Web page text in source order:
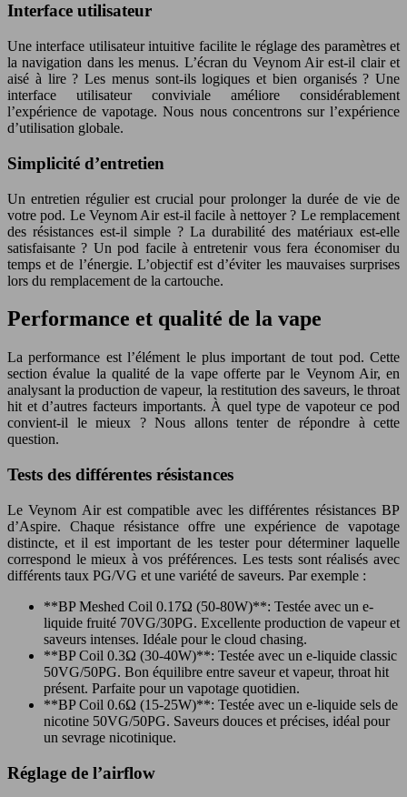
Interface utilisateur
Une interface utilisateur intuitive facilite le réglage des paramètres et
la navigation dans les menus. L’écran du Veynom Air est-il clair et
aisé à lire ? Les menus sont-ils logiques et bien organisés ? Une
interface utilisateur conviviale améliore considérablement
l’expérience de vapotage. Nous nous concentrons sur l’expérience
d’utilisation globale.
Simplicité d’entretien
Un entretien régulier est crucial pour prolonger la durée de vie de
votre pod. Le Veynom Air est-il facile à nettoyer ? Le remplacement
des résistances est-il simple ? La durabilité des matériaux est-elle
satisfaisante ? Un pod facile à entretenir vous fera économiser du
temps et de l’énergie. L’objectif est d’éviter les mauvaises surprises
lors du remplacement de la cartouche.
Performance et qualité de la vape
La performance est l’élément le plus important de tout pod. Cette
section évalue la qualité de la vape offerte par le Veynom Air, en
analysant la production de vapeur, la restitution des saveurs, le throat
hit et d’autres facteurs importants. À quel type de vapoteur ce pod
convient-il le mieux ? Nous allons tenter de répondre à cette
question.
Tests des différentes résistances
Le Veynom Air est compatible avec les différentes résistances BP
d’Aspire. Chaque résistance offre une expérience de vapotage
distincte, et il est important de les tester pour déterminer laquelle
correspond le mieux à vos préférences. Les tests sont réalisés avec
différents taux PG/VG et une variété de saveurs. Par exemple :
**BP Meshed Coil 0.17Ω (50-80W)**: Testée avec un e-
liquide fruité 70VG/30PG. Excellente production de vapeur et
saveurs intenses. Idéale pour le cloud chasing.
**BP Coil 0.3Ω (30-40W)**: Testée avec un e-liquide classic
50VG/50PG. Bon équilibre entre saveur et vapeur, throat hit
présent. Parfaite pour un vapotage quotidien.
**BP Coil 0.6Ω (15-25W)**: Testée avec un e-liquide sels de
nicotine 50VG/50PG. Saveurs douces et précises, idéal pour
un sevrage nicotinique.
Réglage de l’airflow